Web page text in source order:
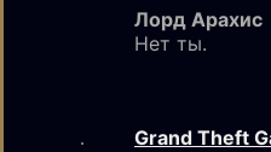
Лорд Арахис
Нет ты.
Grand Theft